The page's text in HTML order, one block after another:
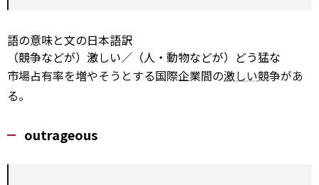
語の意味と文の日本語訳
（競争などが）激しい／（人・動物などが）どう猛な
市場占有率を増やそうとする国際企業間の激しい競争があ
る。
outrageous